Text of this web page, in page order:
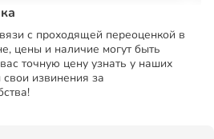
с проходящей переоценкой в
цены и наличие могут быть
точную цену узнать у наших
извинения за